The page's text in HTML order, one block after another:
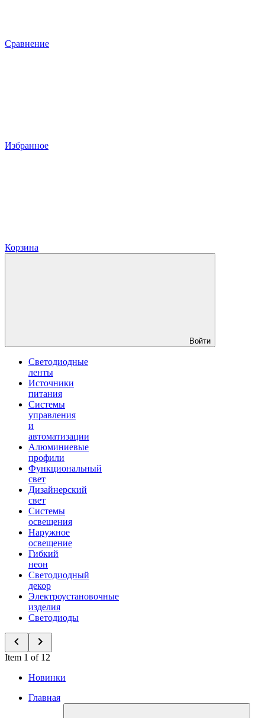
Сравнение
Избранное
Корзина
Войти
Светодиодные
ленты
Источники
питания
Системы
управления
и
автоматизации
Алюминиевые
профили
Функциональный
свет
Дизайнерский
свет
Системы
освещения
Наружное
освещение
Гибкий
неон
Светодиодный
декор
Электроустановочные
изделия
Светодиоды
Item 1 of 12
Новинки
Главная